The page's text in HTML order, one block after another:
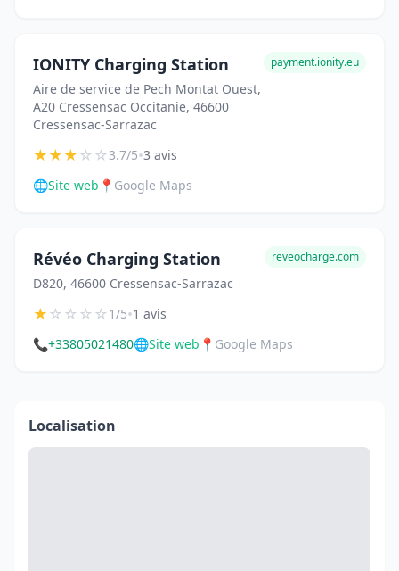
IONITY Charging Station
Aire de service de Pech Montat Ouest,
A20 Cressensac Occitanie, 46600
Cressensac-Sarrazac
payment.ionity.eu
★★★☆☆3.7/5•3 avis
🌐Site web 📍 Google Maps
Révéo Charging Station
D820, 46600 Cressensac-Sarrazac
reveocharge.com
★☆☆☆☆1/5•1 avis
📞+33805021480🌐Site web 📍 Google Maps
Localisation